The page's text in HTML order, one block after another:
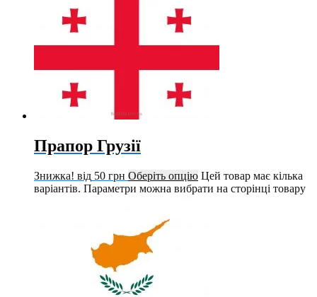
Прапор Грузії
Знижка! від 50 грн Оберіть опцію Цей товар має кілька
варіантів. Параметри можна вибрати на сторінці товару